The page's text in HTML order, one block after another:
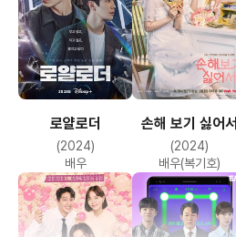
강남 1970
(2014)
배우(박승구)
킬러 앞에 노인
(2014)
배우
로얄로더
(2024)
배우
손해 보기 싫어서
(2024)
배우(복기호)